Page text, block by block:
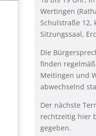
Wertingen
Schulstraße 12,
Sitzungssaal,
Die
finden
Meitingen und
abwechselnd
Der nächste
rechtzeitig hier
gegeben.